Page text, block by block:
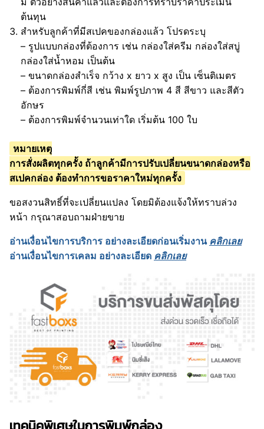
ต้นทุน
สำหรับลูกค้าที่มีสเปคของกล่องแล้ว โปรดระบุ
– รูปแบบกล่องที่ต้องการ เช่น กล่องใส่ครีม กล่องใส่สบู่
กล่องใส่น้ำหอม เป็นต้น
– ขนาดกล่องสำเร็จ กว้าง x ยาว x สูง เป็น เซ็นติเมตร
– ต้องการพิมพ์กี่สี เช่น พิมพ์รูปภาพ 4 สี สีขาว และสีตัว
อักษร
– ต้องการพิมพ์จำนวนเท่าใด เริ่มต้น 100 ใบ
หมายเหตุ
การสั่งผลิตทุกครั้ง ถ้าลูกค้ามีการปรับเปลี่ยนขนาดกล่องหรือ
สเปคกล่อง ต้องทำการขอราคาใหม่ทุกครั้ง
ขอสงวนสิทธิ์ที่จะเปลี่ยนแปลง โดยมิต้องแจ้งให้ทราบล่วง
หน้า กรุณาสอบถามฝ่ายขาย
อ่านเงื่อนไขการบริการ อย่างละเอียดก่อนเริ่มงาน คลิกเลย
อ่านเงื่อนไขการเคลม อย่างละเอียด คลิกเลย